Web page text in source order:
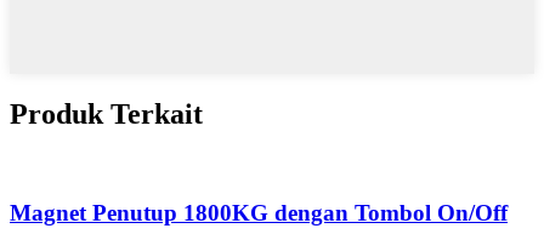
Produk Terkait
Magnet Penutup 1800KG dengan Tombol On/Off